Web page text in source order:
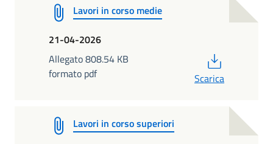
Lavori in corso medie
21-04-2026
Allegato 808.54 KB
formato pdf
Scarica
Lavori in corso superiori